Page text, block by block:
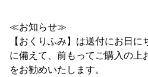
≪お知らせ≫
【おくりふみ】は送付にお日
に備えて、前もってご購入の上
をお勧めいたします。